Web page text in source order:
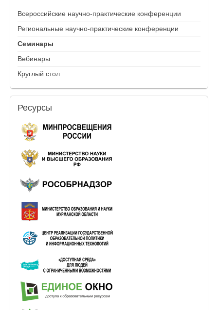
Всероссийские научно-практические конференции
Региональные научно-практические конференции
Семинары
Вебинары
Круглый стол
Ресурсы